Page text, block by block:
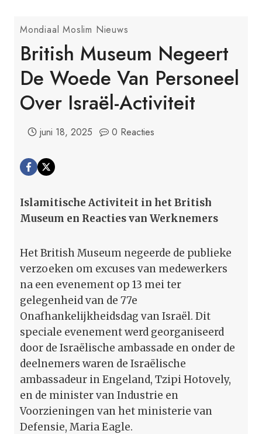
Mondiaal Moslim Nieuws
British Museum Negeert
De Woede Van Personeel
Over Israël-Activiteit
juni 18, 2025 0 Reacties
Islamitische Activiteit in het British
Museum en Reacties van Werknemers
Het British Museum negeerde de publieke
verzoeken om excuses van medewerkers
na een evenement op 13 mei ter
gelegenheid van de 77e
Onafhankelijkheidsdag van Israël. Dit
speciale evenement werd georganiseerd
door de Israëlische ambassade en onder de
deelnemers waren de Israëlische
ambassadeur in Engeland, Tzipi Hotovely,
en de minister van Industrie en
Voorzieningen van het ministerie van
Defensie, Maria Eagle.